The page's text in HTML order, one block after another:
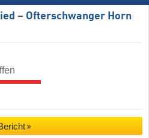
– Ofterschwanger Horn